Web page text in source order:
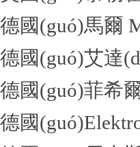
德國(guó)馬爾
德國(guó)艾達
德國(guó)菲希
德國